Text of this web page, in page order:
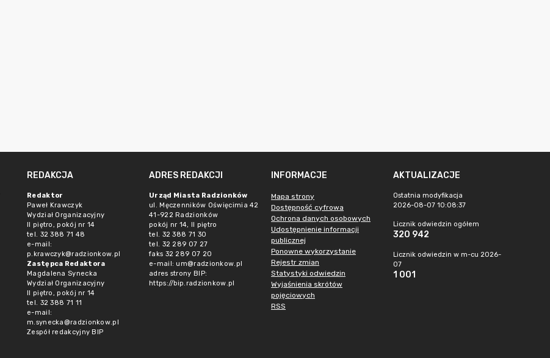
REDAKCJA
Redaktor
Paweł Krawczyk
Wydział Organizacyjny
II piętro, pokój nr 14
tel. 32 388 71 48
e-mail:
p.krawczyk@radzionkow.pl
Zastępca Redaktora
Magdalena Synecka
Wydział Organizacyjny
II piętro, pokój nr 14
tel. 32 388 71 11
e-mail:
m.synecka@radzionkow.pl
Zespół redakcyjny BIP
ADRES REDAKCJI
Urząd Miasta Radzionków
ul. Męczenników Oświęcimia 42
41-922 Radzionków
pokój nr 14, II piętro
tel. 32 388 71 30
tel. 32 289 07 27
faks 32 289 07 20
e-mail: um@radzionkow.pl
adres strony BIP:
https://bip.radzionkow.pl
INFORMACJE
Mapa strony
Dostępność cyfrowa
Ochrona danych osobowych
Udostępnienie informacji
publicznej
Ponowne wykorzystanie
Rejestr zmian
Statystyki odwiedzin
Wyjaśnienia skrótów
pojęciowych
RSS
AKTUALIZACJE
Ostatnia modyfikacja
2026-08-07 10:08:37
Licznik odwiedzin ogółem
320 942
Licznik odwiedzin w m-cu 2026-
07
1 001